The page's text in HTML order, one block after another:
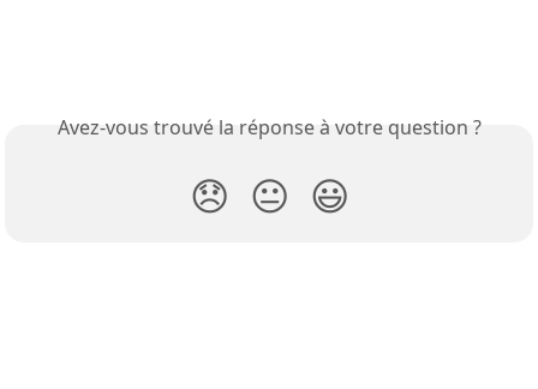
Avez-vous trouvé la réponse à votre question ?
😞 😐 😃